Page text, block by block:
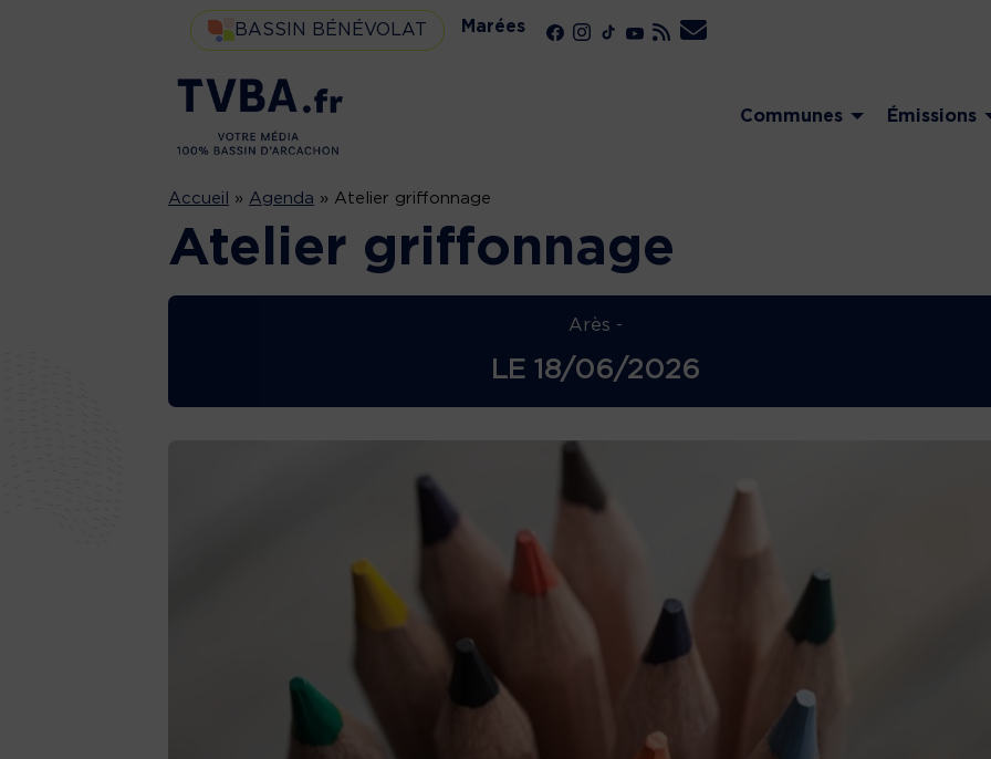
BASSIN BÉNÉVOLAT Marées
Communes Émissions
Accueil » Agenda » Atelier griffonnage
Atelier griffonnage
Arès -
LE 18/06/2026